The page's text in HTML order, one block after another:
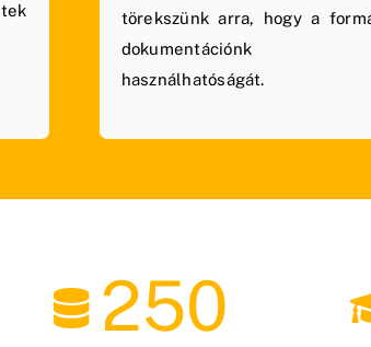
törekszünk arra, hogy a
dokumentációnk
használhatóságát.
250